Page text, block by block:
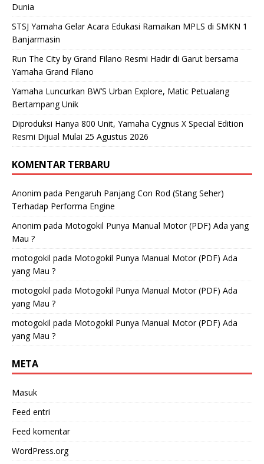
Dunia
STSJ Yamaha Gelar Acara Edukasi Ramaikan MPLS di SMKN 1
Banjarmasin
Run The City by Grand Filano Resmi Hadir di Garut bersama
Yamaha Grand Filano
Yamaha Luncurkan BW’S Urban Explore, Matic Petualang
Bertampang Unik
Diproduksi Hanya 800 Unit, Yamaha Cygnus X Special Edition
Resmi Dijual Mulai 25 Agustus 2026
KOMENTAR TERBARU
Anonim pada Pengaruh Panjang Con Rod (Stang Seher)
Terhadap Performa Engine
Anonim pada Motogokil Punya Manual Motor (PDF) Ada yang
Mau ?
motogokil pada Motogokil Punya Manual Motor (PDF) Ada
yang Mau ?
motogokil pada Motogokil Punya Manual Motor (PDF) Ada
yang Mau ?
motogokil pada Motogokil Punya Manual Motor (PDF) Ada
yang Mau ?
META
Masuk
Feed entri
Feed komentar
WordPress.org